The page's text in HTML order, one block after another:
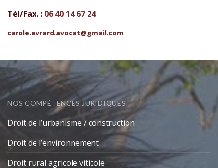
Tél/Fax. : 06 40 14 67 24
carole.evrard.avocat@gmail.com
NOS COMPÉTENCES JURIDIQUES
Droit de l’urbanisme / construction
Droit de l’environnement
Droit rural agricole viticole